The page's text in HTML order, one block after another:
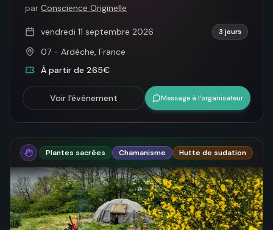
par Conscience Originelle
vendredi 11 septembre 2026 3 jours
07 - Ardèche, France
À partir de 265€
Voir l'événement Message à l’organisateur
Plantes sacrées Chamanisme Hutte de sudation